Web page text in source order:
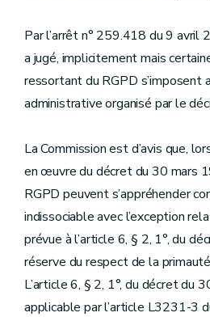
Par l’arrêt n° 259.418 du 9 avril
a jugé, implicitement mais
ressortant du RGPD s’imposent
administrative organisé par le
La Commission est d’avis que,
en œuvre du décret du 30 mars
RGPD peuvent s’appréhender
indissociable avec l’exception
prévue à l’article 6, § 2, 1°, du
réserve du respect de la
L’article 6, § 2, 1°, du décret du
applicable par l’article L3231-3